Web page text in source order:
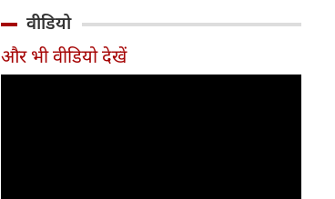
निर्देश दिया है। इसके तहत पारंपरिक
टोल प्लाजा की जगह Automatic
वीडियो
और भी वीडियो देखें